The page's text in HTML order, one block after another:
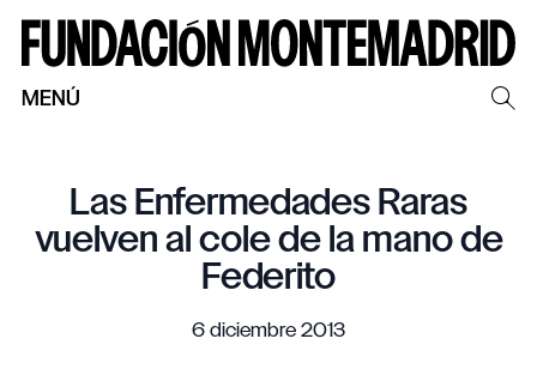
MENÚ
Las Enfermedades Raras
vuelven al cole de la mano de
Federito
6 diciembre 2013